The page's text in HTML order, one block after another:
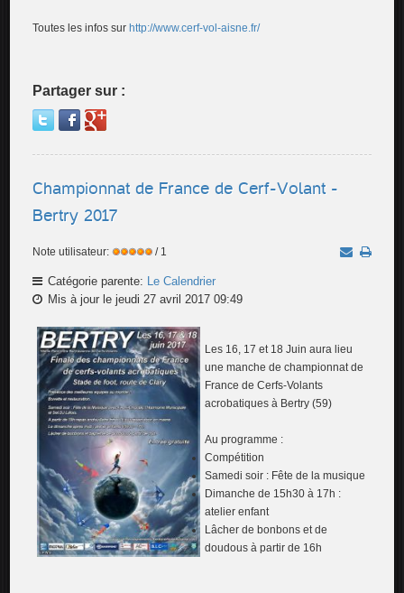
Toutes les infos sur http://www.cerf-vol-aisne.fr/
Partager sur :
Championnat de France de Cerf-Volant -
Bertry 2017
Note utilisateur: / 1
Catégorie parente: Le Calendrier
Mis à jour le jeudi 27 avril 2017 09:49
Les 16, 17 et 18 Juin aura lieu
une manche de championnat de
France de Cerfs-Volants
acrobatiques à Bertry (59)
Au programme :
Compétition
Samedi soir : Fête de la musique
Dimanche de 15h30 à 17h :
atelier enfant
Lâcher de bonbons et de
doudous à partir de 16h